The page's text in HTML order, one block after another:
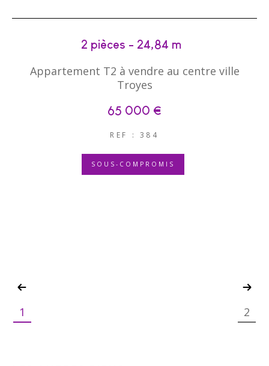
2 pièces - 24,84 m²
Appartement T2 à vendre au centre ville
Troyes
65 000 €
REF : 384
SOUS-COMPROMIS
1 2